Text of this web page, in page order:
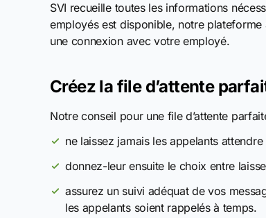
SVI recueille toutes les informations
employés est disponible, notre
une connexion avec votre employé.
Créez la file d’attente
Notre conseil pour une file d’attente
ne laissez jamais les appelants
donnez-leur ensuite le choix entre
assurez un suivi adéquat de vos
les appelants soient rappelés à temps.